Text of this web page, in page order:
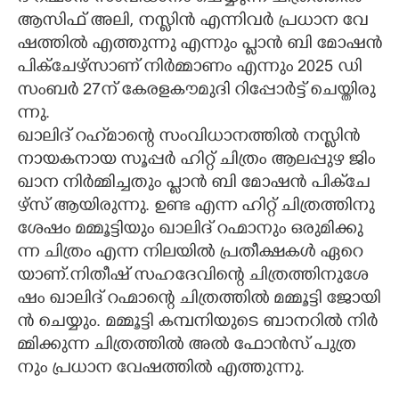
ആ​സി​ഫ് ​അ​ലി,​ ​ന​സ്ലി​ൻ​ ​എ​ന്നി​വ​ർ​ ​പ്ര​ധാ​ന​ ​വേ​
ഷ​ത്തി​ൽ​ ​എ​ത്തു​ന്നു​ ​എ​ന്നും​ ​പ്ലാ​ൻ​ ​ബി​ ​മോ​ഷ​ൻ​
​പി​ക്ചേ​ഴ്സാ​ണ് ​നി​ർ​മ്മാ​ണം​ ​എ​ന്നും​ 2025​ ​ഡി​
സം​ബ​ർ​ 27​ന് ​കേ​ര​ള​കൗ​മു​ദി​ ​റി​പ്പോ​ർ​ട്ട് ​ചെ​യ്തി​രു​
ന്നു.​
ഖാ​ലി​ദ് ​റ​ഹ്‌​മാ​ന്റെ​ ​സം​വി​ധാ​ന​ത്തി​ൽ​ ​ന​സ്ളി​ൻ​ ​
നാ​യ​ക​നാ​യ​ ​സൂ​പ്പ​ർ​ ​ഹി​റ്റ് ​ചി​ത്രം​ ​ആ​ല​പ്പു​ഴ​ ​ജിം​
ഖാ​ന​ ​നി​ർ​മ്മി​ച്ച​തും​ ​പ്ളാ​ൻ​ ​ബി​ ​മോ​ഷ​ൻ​ ​പി​ക്‌​ചേ​
ഴ്സ് ​ആ​യി​രു​ന്നു.​ ​ഉ​ണ്ട​ ​എ​ന്ന​ ​ഹി​റ്റ് ​ചി​ത്ര​ത്തി​നു​
ശേ​ഷം​ ​മ​മ്മൂ​ട്ടി​യും​ ​ഖാ​ലി​ദ് ​റ​ഹ്മാ​നും​ ​ഒ​രു​മി​ക്കു​
ന്ന​ ​ചി​ത്രം​ ​എ​ന്ന​ ​നി​ല​യി​ൽ​ ​പ്ര​തീ​ക്ഷ​ക​ൾ​ ​ഏ​റെ​
യാ​ണ്.​നി​തീ​ഷ് ​സ​ഹ​ദേ​വി​ന്റെ​ ​ചി​ത്ര​ത്തി​നു​ശേ​
ഷം​ ​ഖാ​ലി​ദ് ​റ​ഹ്മാ​ന്റെ​ ​ചി​ത്ര​ത്തി​ൽ​ ​മ​മ്മൂ​ട്ടി​ ​ജോ​യി​
ൻ​ ​ചെ​യ്യും.​ ​മ​മ്മൂ​ട്ടി​ ​ക​മ്പ​നി​യു​ടെ​ ​ബാ​ന​റി​ൽ​ ​നി​ർ​
മ്മി​ക്കു​ന്ന​ ​ചി​ത്ര​ത്തി​ൽ​ ​അ​ൽ​ ​ഫോ​ൻ​സ് ​പു​ത്ര​
നും​ ​പ്ര​ധാ​ന​ ​വേ​ഷ​ത്തി​ൽ​ ​എ​ത്തു​ന്നു.